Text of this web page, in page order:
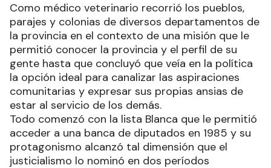
Como médico veterinario recorrió los pueblos,
parajes y colonias de diversos departamentos de
la provincia en el contexto de una misión que le
permitió conocer la provincia y el perfil de su
gente hasta que concluyó que veía en la política
la opción ideal para canalizar las aspiraciones
comunitarias y expresar sus propias ansias de
estar al servicio de los demás.
Todo comenzó con la lista Blanca que le permitió
acceder a una banca de diputados en 1985 y su
protagonismo alcanzó tal dimensión que el
justicialismo lo nominó en dos períodos